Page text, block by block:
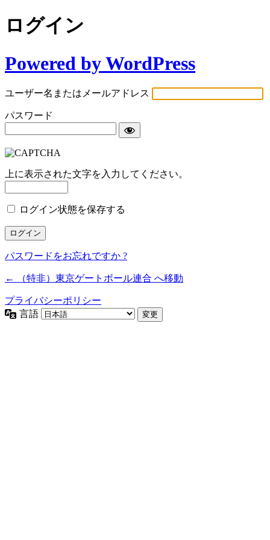
ログイン
Powered by WordPress
ユーザー名またはメールアドレス
パスワード
上に表示された文字を入力してください。
ログイン状態を保存する
パスワードをお忘れですか ?
← （特非）東京ゲートボール連合 へ移動
プライバシーポリシー
言語